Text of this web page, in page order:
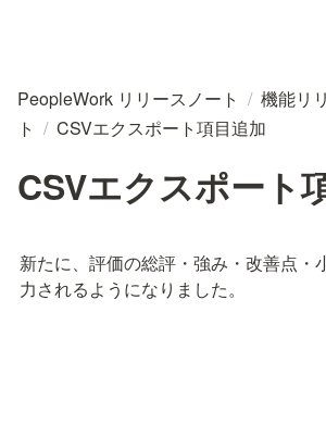
PeopleWork リリースノート / 機能リ
ト / CSVエクスポート項目追加
CSVエクスポート
新たに、評価の総評・強み・改善点・
力されるようになりました。